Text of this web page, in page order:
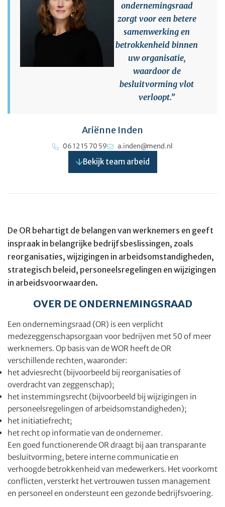
ondernemingsraad
zorgt voor een betere
samenwerking en
betrokkenheid binnen
uw organisatie,
waardoor de
besluitvorming vlot
verloopt.”
Ariënne Inden
06 12 15 70 59 a.inden@mend.nl
Bekijk team arbeid
De OR behartigt de belangen van werknemers en geeft
inspraak in belangrijke bedrijfsbeslissingen, zoals
reorganisaties, wijzigingen in arbeidsomstandigheden,
strategisch beleid, personeelsregelingen en wijzigingen
in arbeidsvoorwaarden.
OVER DE ONDERNEMINGSRAAD
Een ondernemingsraad (OR) is een verplicht
medezeggenschapsorgaan voor bedrijven met 50 of meer
werknemers. Op basis van de WOR heeft de OR
verschillende rechten, waaronder:
het adviesrecht (bijvoorbeeld bij reorganisaties of
overdracht van zeggenschap);
het instemmingsrecht (bijvoorbeeld bij wijzigingen in
personeelsregelingen of arbeidsomstandigheden);
het initiatiefrecht;
het recht op informatie van de ondernemer.
Een goed functionerende OR draagt bij aan transparante
besluitvorming, betere interne communicatie en
verhoogde betrokkenheid van medewerkers. Het voorkomt
conflicten, versterkt het vertrouwen tussen management
en personeel en ondersteunt een gezonde bedrijfsvoering.